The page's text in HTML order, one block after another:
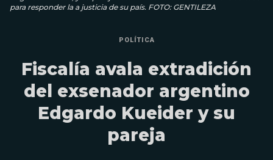
para responder la a justicia de su país. FOTO: GENTILEZA
POLÍTICA
Fiscalía avala extradición
del exsenador argentino
Edgardo Kueider y su
pareja